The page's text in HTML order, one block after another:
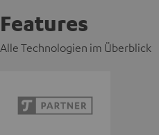
Features
Alle Technologien im Überblick